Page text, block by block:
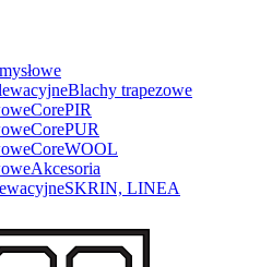
Blachy trapezowe
CorePIR
CorePUR
CoreWOOL
Akcesoria
SKRIN, LINEA